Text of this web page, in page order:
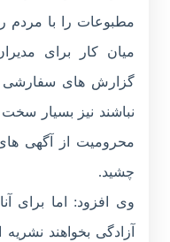
مطبوعات را با مردم
میان کار برای
گزارش های سفارشی
نباشند نیز بسیار
محرومیت از آگهی
چشید.
وی افزود: اما برای
آزادگی بخواهند